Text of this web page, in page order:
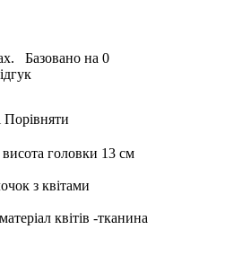
Базовано на 0
Порівняти
головки 13 см
з квітами
квітів -тканина